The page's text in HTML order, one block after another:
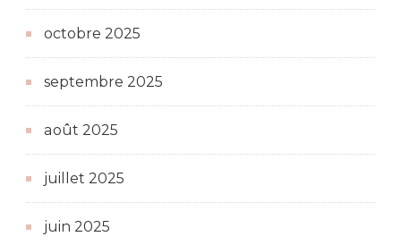
octobre 2025
septembre 2025
août 2025
juillet 2025
juin 2025